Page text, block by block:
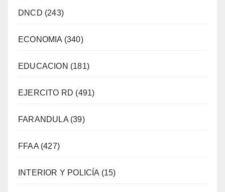
DNCD (243)
ECONOMIA(340)
EDUCACION (181)
EJERCITO RD (491)
FARANDULA(39)
FFAA(427)
INTERIOR Y POLICÍA(15)